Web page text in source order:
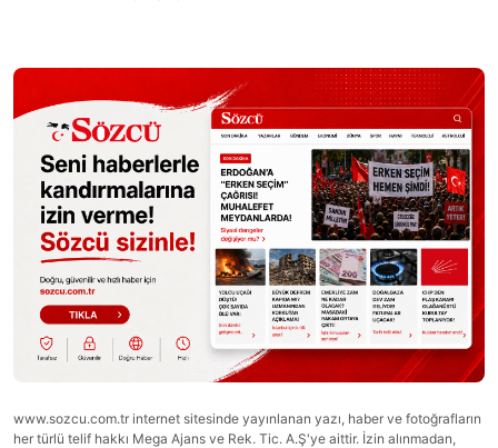
www.sozcu.com.tr internet sitesinde yayınlanan yazı, haber ve fotoğrafların
her türlü telif hakkı Mega Ajans ve Rek. Tic. A.Ş'ye aittir. İzin alınmadan,